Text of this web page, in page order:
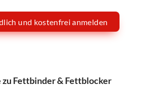
und kostenfrei anmelden
Fettbinder & Fettblocker